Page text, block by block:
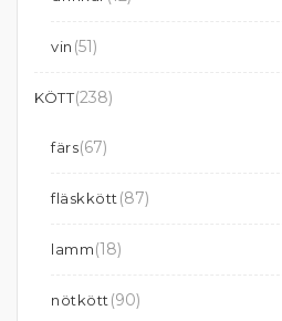
vin (51)
KÖTT(238)
färs(67)
fläskkött (87)
lamm(18)
nötkött (90)